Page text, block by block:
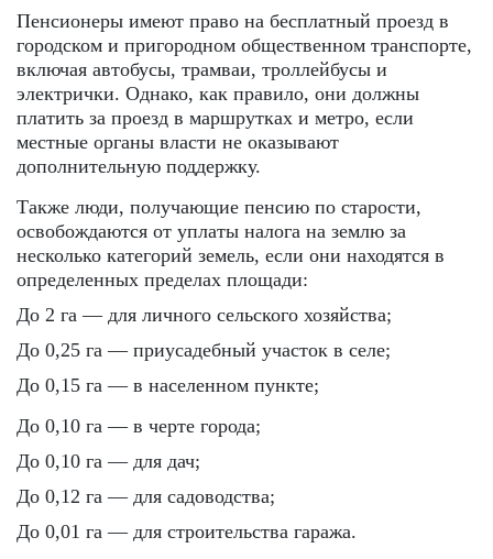
Пенсионеры имеют право на бесплатный проезд в
городском и пригородном общественном транспорте,
включая автобусы, трамваи, троллейбусы и
электрички. Однако, как правило, они должны
платить за проезд в маршрутках и метро, ​​если
местные органы власти не оказывают
дополнительную поддержку.
Также люди, получающие пенсию по старости,
освобождаются от уплаты налога на землю за
несколько категорий земель, если они находятся в
определенных пределах площади:
До 2 га — для личного сельского хозяйства;
До 0,25 га — приусадебный участок в селе;
До 0,15 га — в населенном пункте;
До 0,10 га — в черте города;
До 0,10 га — для дач;
До 0,12 га — для садоводства;
До 0,01 га — для строительства гаража.